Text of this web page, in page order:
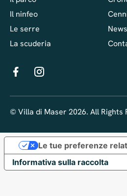
Il ninfeo
Le serre
La scuderia
© Villa di Maser 2026. All Rights
Informativa sulla raccolta
Le tue preferenze